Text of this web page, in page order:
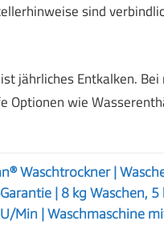
sind
jährliches Entkalken.
Optionen wie
Waschtrockner |
| 8 kg Waschen,
Min | Waschmaschine